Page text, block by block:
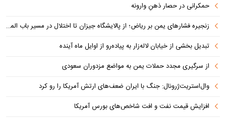
حمکرانی در حصار ذهنِ وارونه
زنجیره فشارهای یمن بر ریاض؛ از پالایشگاه جیزان تا اختلال در مسیر باب المندب
تبدیل بخشی از خیابان لاله‌زار به پیاده‌رو از اوایل ماه آینده
از سرگیری مجدد حملات یمن به مواضع مزدوران سعودی
وال‌استریت‌ژرونال: جنگ با ایران ضعف‌های ارتش آمریکا را رو کرد
افزایش قیمت نفت و افت شاخص‌های بورس آمریکا